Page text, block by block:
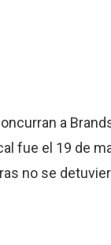
a
fue el 19 de
no se